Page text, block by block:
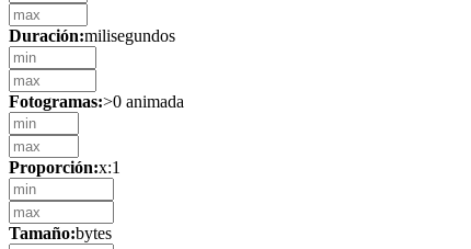
Duración:milisegundos
Fotogramas:>0 animada
Proporción:x:1
Tamaño:bytes